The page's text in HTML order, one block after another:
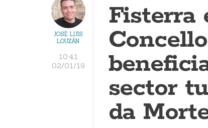
JOSÉ LUIS
LOUZÁN
10:41
02/01/19
Fisterra
sector
da